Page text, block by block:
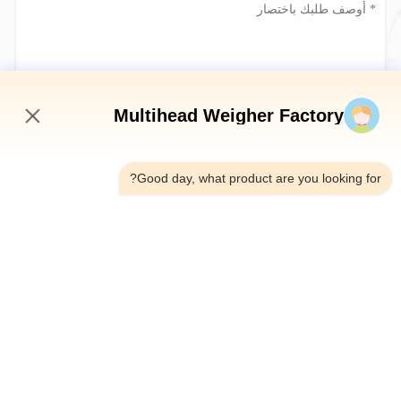
أرسلي الآن
Multihead Weigher Factory
Good day, what product are you looking for?